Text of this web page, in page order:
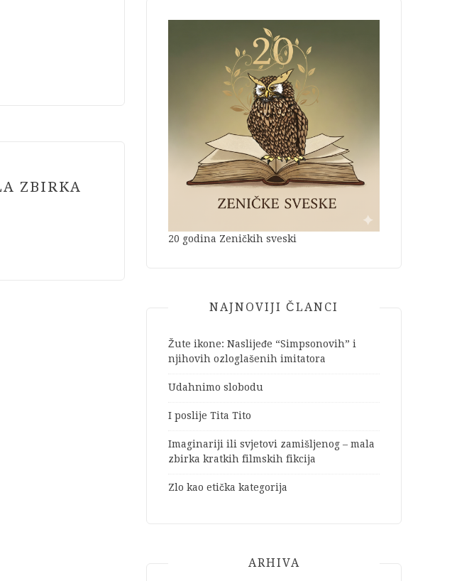
ZBIRKA
20 godina Zeničkih sveski
NAJNOVIJI ČLANCI
Žute ikone: Naslijeđe “Simpsonovih” i
njihovih ozloglašenih imitatora
Udahnimo slobodu
I poslije Tita Tito
Imaginariji ili svjetovi zamišljenog – mala
zbirka kratkih filmskih fikcija
Zlo kao etička kategorija
ARHIVA